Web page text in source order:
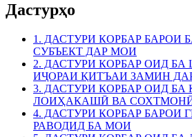
Дастурҳо
1. ДАСТУРИ КОРБАР БАРОИ
СУБЪЕКТ ДАР МОИ
2. ДАСТУРИ КОРБАР ОИД
ИҶОРАИ ҚИТЪАИ ЗАМИН
3. ДАСТУРИ КОРБАР ОИД БА
ЛОИҲАКАШӢ ВА
4. ДАСТУРИ КОРБАР БАРОИ
РАВОДИД БА МОИ